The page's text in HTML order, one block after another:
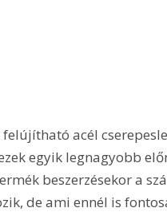
acél
egyik legnagyobb
beszerzésekor a
de ami ennél is